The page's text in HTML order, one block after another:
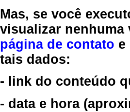
Mas, se você
visualizar nenhuma
página de contato e
tais dados:
- link do conteúdo
- data e hora